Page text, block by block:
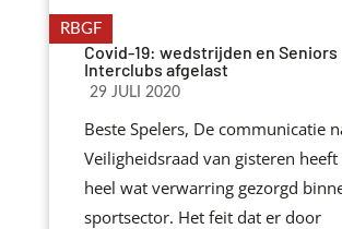
RBGF
Covid-19: wedstrijden en Seniors
Interclubs afgelast
29 JULI 2020
Beste Spelers, De communicatie
Veiligheidsraad van gisteren
heel wat verwarring gezorgd
sportsector. Het feit dat er door